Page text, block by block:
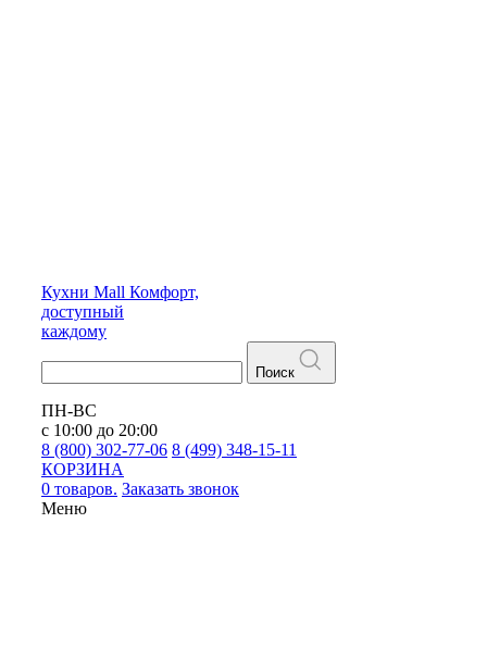
Кухни Mall Комфорт,
доступный
каждому
Поиск
ПН-ВС
с 10:00 до 20:00
8 (800) 302-77-06 8 (499) 348-15-11
КОРЗИНА
0 товаров. Заказать звонок
Меню